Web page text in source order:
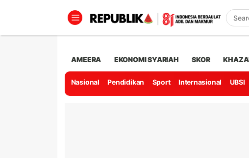
AMEERA EKONOMI SYARIAH SKOR
Nasional Pendidikan Sport Internasional UBSI